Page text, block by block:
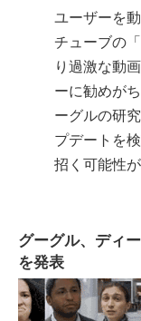
ユーザーを
チューブの
り過激な動
ーに勧めが
ーグルの研
プデートを
招く可能性が
グーグル、ディ
を発表